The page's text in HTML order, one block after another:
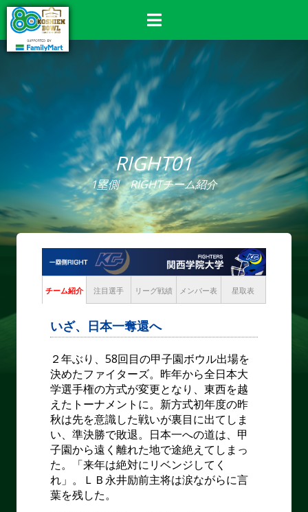
RIGHT01
1塁側 RIGHTチーム紹介
チーム紹介 注目選手 リーグ戦績 メンバー表 星取表
いざ、日本一奪還へ
２年ぶり、 58回目の甲子園ボウル出場を
決めたファイターズ。昨年から全日本大
学選手権の方式が変更となり、東西を越
えたトーナメントに。新方式初年度の昨
秋は先を意識した戦いが裏目に出てしま
い、準決勝で敗退。日本一への道は、甲
子園から遠く離れた地で途絶えてしまっ
た。「来年は絶対にリベンジしてく
れ」。ＬＢ永井励前主将は涙ながらに言
葉を残した。